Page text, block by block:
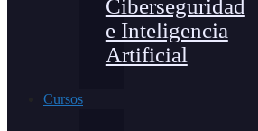
Ciberseguridad
e Inteligencia
Artificial
Cursos